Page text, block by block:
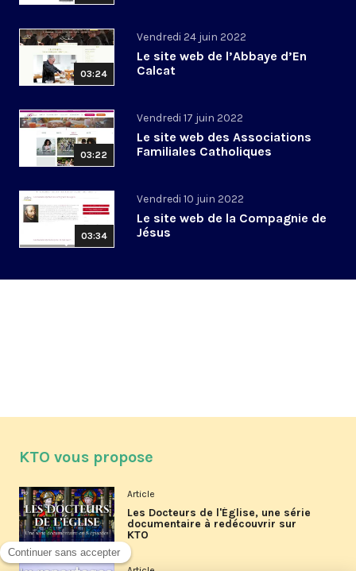
03:24
Vendredi 24 juin 2022
Le site web de l’Abbaye d’En
Calcat
03:22
Vendredi 17 juin 2022
Le site web des Associations
Familiales Catholiques
03:34
Vendredi 10 juin 2022
Le site web de la Compagnie de
Jésus
KTO vous propose
Article
Les Docteurs de l'Église, une série
documentaire à redécouvrir sur
KTO